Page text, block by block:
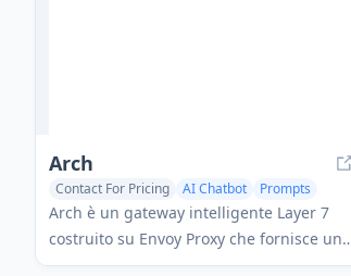
Arch
Contact For Pricing AI Chatbot Prompts
Arch è un gateway intelligente Layer 7
costruito su Envoy Proxy che fornisce una
gestione sicura, un'osservabilità robusta